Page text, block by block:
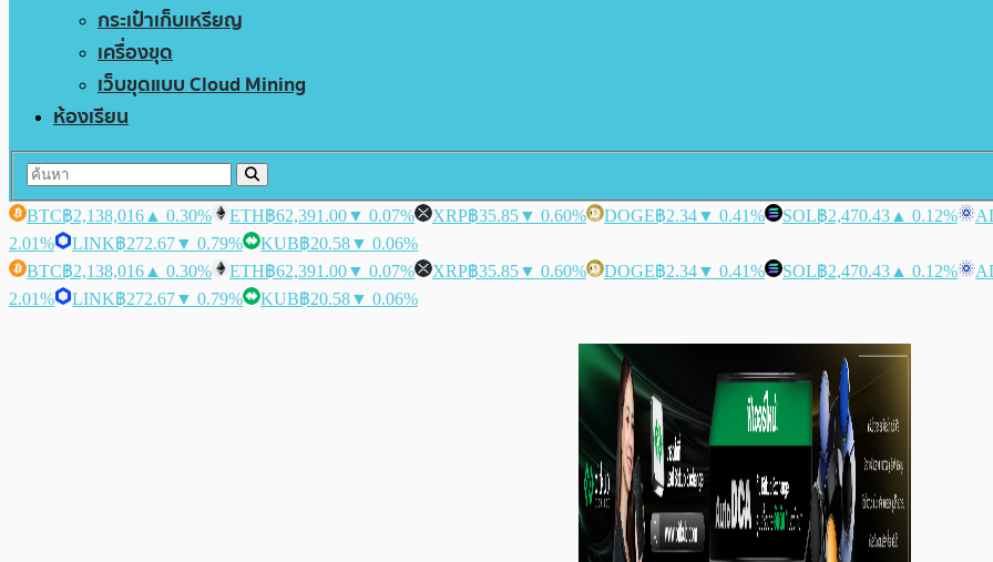
กระเป๋าเก็บเหรียญ
เครื่องขุด
เว็บขุดแบบ Cloud Mining
ห้องเรียน
BTC฿2,138,016 ▲ 0.30% ETH฿62,391.00▼ 0.07% XRP฿35.85▼ 0.60% DOGE฿2.34▼ 0.41% SOL฿2,470.43 ▲ 0.12%
2.01%
LINK฿272.67▼ 0.79% KUB฿20.58▼ 0.06%
BTC฿2,138,016 ▲ 0.30% ETH฿62,391.00▼ 0.07% XRP฿35.85▼ 0.60% DOGE฿2.34▼ 0.41% SOL฿2,470.43 ▲ 0.12%
2.01%
LINK฿272.67▼ 0.79% KUB฿20.58▼ 0.06%